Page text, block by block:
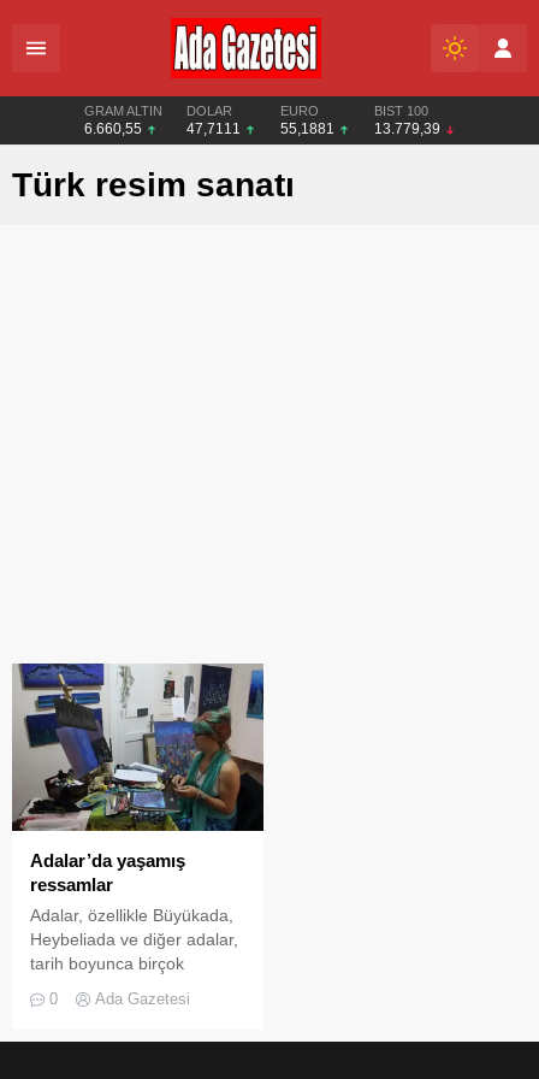
GRAM ALTIN
6.660,55
DOLAR
47,7111
EURO
55,1881
BIST 100
13.779,39
Türk resim sanatı
Adalar’da yaşamış
ressamlar
Adalar, özellikle Büyükada,
Heybeliada ve diğer adalar,
tarih boyunca birçok
ressamlara ev sahipliği
0 Ada Gazetesi